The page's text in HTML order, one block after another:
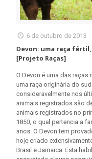
6 de outubro de 2013
Devon: uma raça
[Projeto Raças]
O Devon é uma das raças
uma raça originária do
consideravelmente nos
animais registrados são
animais registrados no
1850, o qual pertencia a
anos. O Devon tem
hoje criado
Brasil e Jamaica. Esta